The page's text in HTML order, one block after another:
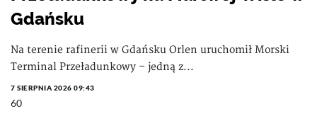
Gdańsku
Na terenie rafinerii w Gdańsku Orlen uruchomił Morski
Terminal Przeładunkowy – jedną z...
7 SIERPNIA 2026 09:43
60